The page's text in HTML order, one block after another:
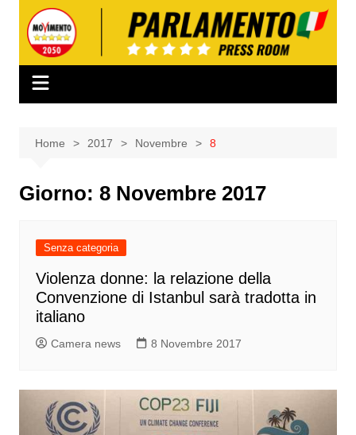
contenuto
Home 2017 Novembre 8
Giorno: 8 Novembre 2017
Senza categoria
Violenza donne: la relazione della
Convenzione di Istanbul sarà tradotta in
italiano
Camera news 8 Novembre 2017